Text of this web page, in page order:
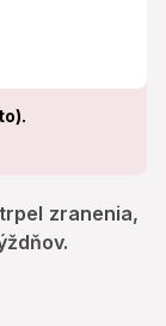
zranenia,